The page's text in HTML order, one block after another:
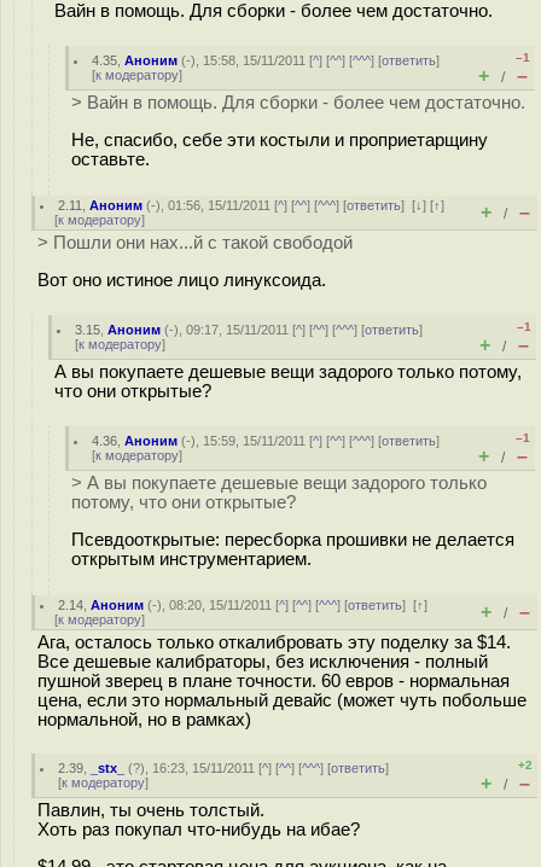
Вайн в помощь. Для сборки - более чем достаточно.
4.35 ,Аноним (-), 15:58, 15/11/2011 [^] [^^] [^^^] [ответить]
[к модератору]
–1
+ / –
> Вайн в помощь. Для сборки - более чем достаточно.
Не, спасибо, себе эти костыли и проприетарщину
оставьте.
2.11 ,Аноним (-), 01:56, 15/11/2011 [^] [^^] [^^^] [ответить][↓] [↑]
[к модератору] + / –
> Пошли они нах...й с такой свободой
Вот оно истиное лицо линуксоида.
3.15 ,Аноним (-), 09:17, 15/11/2011 [^] [^^] [^^^] [ответить]
[к модератору]
–1
+ / –
А вы покупаете дешевые вещи задорого только потому,
что они открытые?
4.36 ,Аноним (-), 15:59, 15/11/2011 [^] [^^] [^^^] [ответить]
[к модератору]
–1
+ / –
> А вы покупаете дешевые вещи задорого только
потому, что они открытые?
Псевдооткрытые: пересборка прошивки не делается
открытым инструментарием.
2.14 ,Аноним (-), 08:20, 15/11/2011 [^] [^^] [^^^] [ответить][↑]
[к модератору] + / –
Ага, осталось только откалибровать эту поделку за $14.
Все дешевые калибраторы, без исключения - полный
пушной зверец в плане точности. 60 евров - нормальная
цена, если это нормальный девайс (может чуть побольше
нормальной, но в рамках)
2.39 _stx_ (?), 16:23, 15/11/2011 [^] [^^] [^^^] [ответить]
[к модератору]
+2
+ / –
Павлин, ты очень толстый.
Хоть раз покупал что-нибудь на ибае?